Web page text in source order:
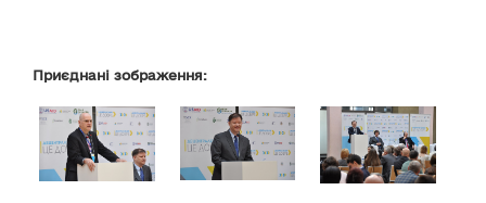
Приєднані зображення: